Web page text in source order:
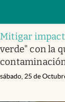
Mitigar
verde" con la
sábado, 25 de